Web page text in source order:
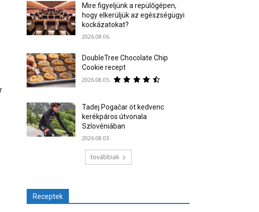
Mire figyeljünk a repülőgépen,
hogy elkerüljük az egészségügyi
kockázatokat?
2026.08.06.
DoubleTree Chocolate Chip
Cookie recept
2026.08.05.
Tadej Pogačar öt kedvenc
kerékpáros útvonala
Szlovéniában
2026.08.03.
továbbiak
Receptek